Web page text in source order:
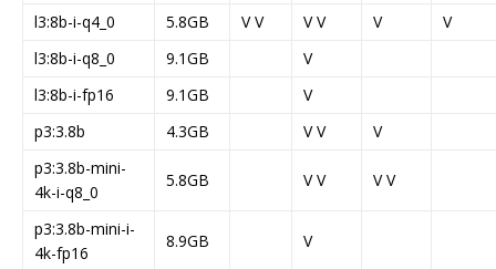
l3:8b-i-q4_0 5.8GB V V V V V
V
l3:8b-i-q8_0
9.1GB
V
l3:8b-i-fp16
9.1GB
V
p3:3.8b
4.3GB V V
V
p3:3.8b-mini-
4k-i-q8_0
5.8GB V V V V
p3:3.8b-mini-i-
4k-fp16
8.9GB V